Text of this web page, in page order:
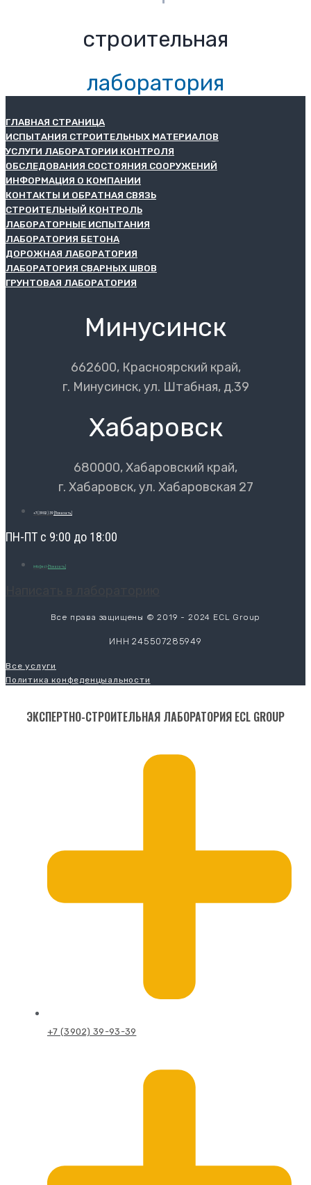
строительная
лаборатория
ГЛАВНАЯ СТРАНИЦА
ИСПЫТАНИЯ СТРОИТЕЛЬНЫХ МАТЕРИАЛОВ
УСЛУГИ ЛАБОРАТОРИИ КОНТРОЛЯ
ОБСЛЕДОВАНИЯ СОСТОЯНИЯ СООРУЖЕНИЙ
ИНФОРМАЦИЯ О КОМПАНИИ
КОНТАКТЫ И ОБРАТНАЯ СВЯЗЬ
СТРОИТЕЛЬНЫЙ КОНТРОЛЬ
ЛАБОРАТОРНЫЕ ИСПЫТАНИЯ
ЛАБОРАТОРИЯ БЕТОНА
ДОРОЖНАЯ ЛАБОРАТОРИЯ
ЛАБОРАТОРИЯ СВАРНЫХ ШВОВ
ГРУНТОВАЯ ЛАБОРАТОРИЯ
Минусинск
662600, Красноярский край,
г. Минусинск, ул. Штабная, д.39
Хабаровск
680000, Хабаровский край,
г. Хабаровск, ул. Хабаровская 27
+7 (3902) 39 [Показать]
ПН-ПТ с 9:00 до 18:00
info@ecl- [Показать]
Все права защищены © 2019 - 2024 ECL Group
ИНН 245507285949
Все услуги
Политика конфеденцыальности
ЭКСПЕРТНО-СТРОИТЕЛЬНАЯ ЛАБОРАТОРИЯ ECL GROUP
+7 (3902) 39-93-39